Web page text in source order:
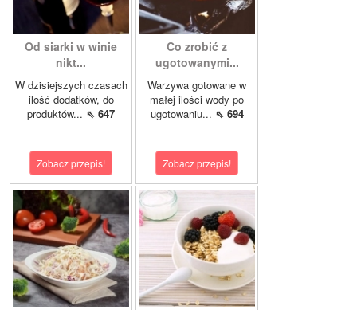
Od siarki w winie
nikt...
W dzisiejszych czasach
ilość dodatków, do
produktów... ⇖ 647
Zobacz przepis!
Co zrobić z
ugotowanymi...
Warzywa gotowane w
małej ilości wody po
ugotowaniu... ⇖ 694
Zobacz przepis!